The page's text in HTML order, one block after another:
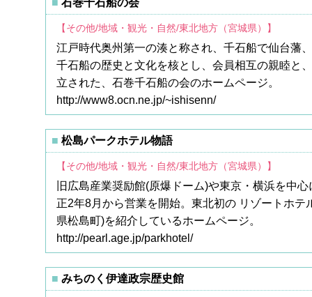
【その他/地域・観光・自然/東北地方（宮城県）】
江戸時代奥州第一の湊と称され、千石船で仙台藩
千石船の歴史と文化を核とし、会員相互の親睦と
立された、石巻千石船の会のホームページ。
http://www8.ocn.ne.jp/~ishisenn/
松島パークホテル物語
【その他/地域・観光・自然/東北地方（宮城県）】
旧広島産業奨励館(原爆ドーム)や東京・横浜を中
正2年8月から営業を開始。東北初の リゾートホ
県松島町)を紹介しているホームページ。
http://pearl.age.jp/parkhotel/
みちのく伊達政宗歴史館